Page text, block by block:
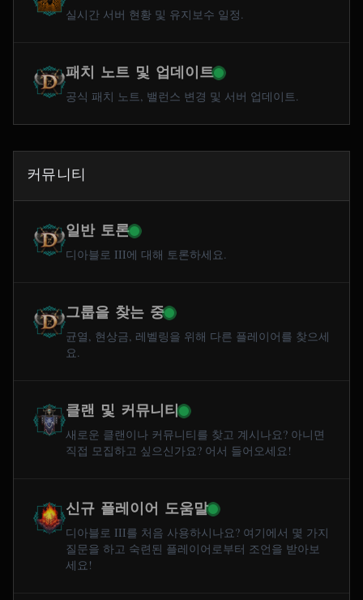
실시간 서버 현황 및 유지보수 일정.
패치 노트 및 업데이트
공식 패치 노트, 밸런스 변경 및 서버 업데이트.
커뮤니티
일반 토론
디아블로 III에 대해 토론하세요.
그룹을 찾는 중
균열, 현상금, 레벨링을 위해 다른 플레이어를 찾으세
요.
클랜 및 커뮤니티
새로운 클랜이나 커뮤니티를 찾고 계시나요? 아니면
직접 모집하고 싶으신가요? 어서 들어오세요!
신규 플레이어 도움말
디아블로 III를 처음 사용하시나요? 여기에서 몇 가지
질문을 하고 숙련된 플레이어로부터 조언을 받아보
세요!